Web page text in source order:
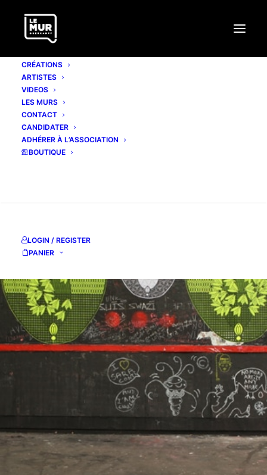
CRÉATIONS
ARTISTES
VIDEOS
LES MURS
CONTACT
CANDIDATER
ADHÉRER À L’ASSOCIATION
BOUTIQUE
LOGIN / REGISTER
PANIER